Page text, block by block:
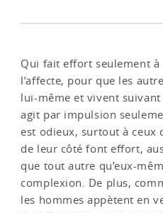
Qui fait effort seulement à
l’affecte, pour que les
lui-même et vivent
agit par impulsion
est odieux, surtout à ceux
de leur côté font effort,
que tout autre qu’eux-
complexion. De plus,
les hommes appètent en